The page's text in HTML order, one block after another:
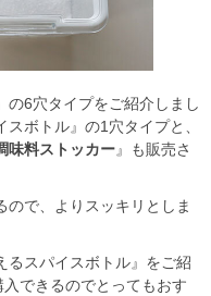
の6穴タイプをご紹介しまし
ボトル』の1穴タイプと、
味料ストッカー』も販売さ
ので、よりスッキリとしま
るスパイスボトル』をご紹
できるのでとってもおす